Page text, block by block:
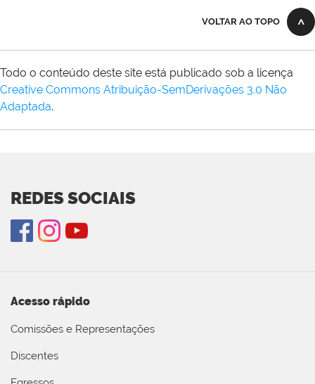
VOLTAR AO TOPO
Todo o conteúdo deste site está publicado sob a licença
Creative Commons Atribuição-SemDerivações 3.0 Não
Adaptada.
REDES SOCIAIS
Acesso rápido
Comissões e Representações
Discentes